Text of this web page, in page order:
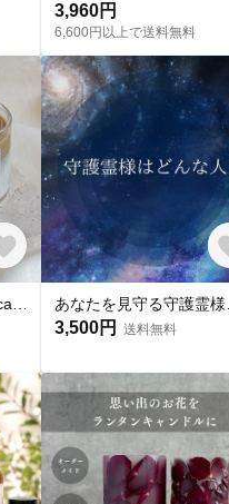
3,960円
6,600円以上で送料無料
3,500円 送料無料